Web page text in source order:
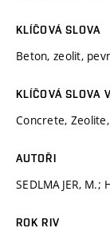
KLÍČOVÁ SLOVA
Beton, zeolit,
KLÍČOVÁ SLOVA
Concrete,
AUTOŘI
SEDLMAJER, M.;
ROK RIV